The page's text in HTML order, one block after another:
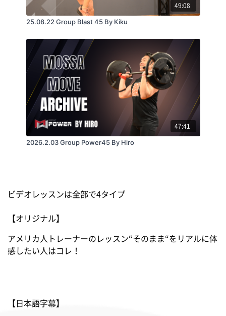
49:08
25.08.22 Group Blast 45 By Kiku
47:41
2026.2.03 Group Power45 By Hiro
ビデオレッスンは全部で4タイプ
【オリジナル】
アメリカ人トレーナーのレッスン“そのまま“をリアルに体
感したい人はコレ！
【日本語字幕】